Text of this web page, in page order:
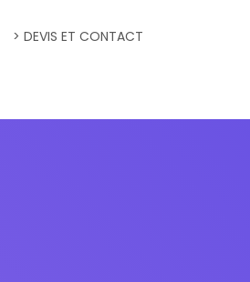
> DEVIS ET CONTACT